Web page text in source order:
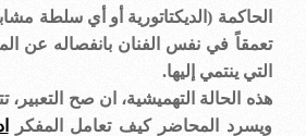
الحاكمة (الديكتاتورية أو أي سلطة
تعمقاً في نفس الفنان بانفصاله عن
التي ينتمي إليها.
هذه الحالة التهميشية، ان صح
ويسرد المحاضر كيف تعامل المفكر